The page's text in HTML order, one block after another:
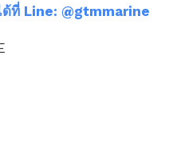
ด้ที่ Line: @gtmmarine